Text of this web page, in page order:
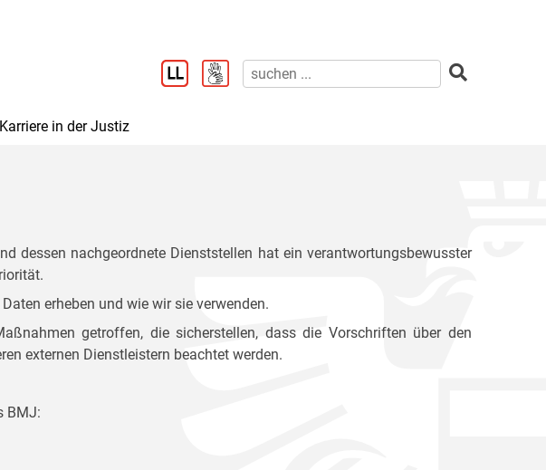
Karriere in der Justiz
dessen nachgeordnete Dienststellen hat ein verantwortungsbewusster
erheben und wie wir sie verwenden.
getroffen, die sicherstellen, dass die Vorschriften über den
externen Dienstleistern beachtet werden.
BMJ: